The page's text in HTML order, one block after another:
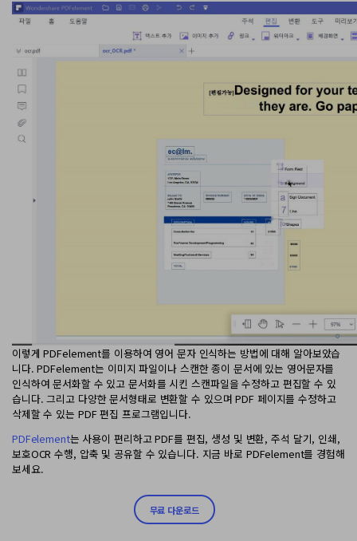
이렇게 PDFelement를 이용하여 영어 문자 인식하는 방법에 대해 알아보았습
니다. PDFelement는 이미지 파일이나 스캔한 종이 문서에 있는 영어문자를
인식하여 문서화할 수 있고 문서화를 시킨 스캔파일을 수정하고 편집할 수 있
습니다. 그리고 다양한 문서형태로 변환할 수 있으며 PDF 페이지를 수정하고
삭제할 수 있는 PDF 편집 프로그램입니다.
PDFelement는 사용이 편리하고 PDF를 편집, 생성 및 변환, 주석 달기, 인쇄,
보호OCR 수행, 압축 및 공유할 수 있습니다. 지금 바로 PDFelement를 경험해
보세요.
무료 다운로드